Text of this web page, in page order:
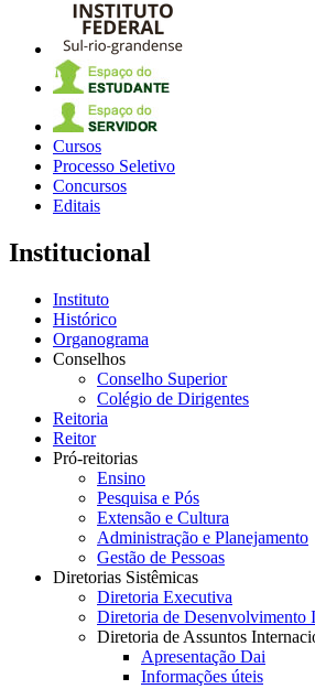
Cursos
Processo Seletivo
Concursos
Editais
Institucional
Instituto
Histórico
Organograma
Conselhos
Conselho Superior
Colégio de Dirigentes
Reitoria
Reitor
Pró-reitorias
Ensino
Pesquisa e Pós
Extensão e Cultura
Administração e Planejamento
Gestão de Pessoas
Diretorias Sistêmicas
Diretoria Executiva
Diretoria de Desenvolvimento
Diretoria de Assuntos
Apresentação Dai
Informações úteis